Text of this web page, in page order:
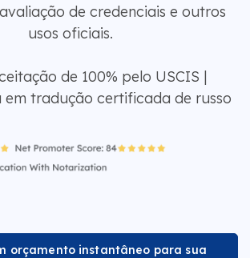
de credenciais e outros
usos oficiais.
de 100% pelo USCIS |
em tradução certificada de russo
orçamento instantâneo para sua